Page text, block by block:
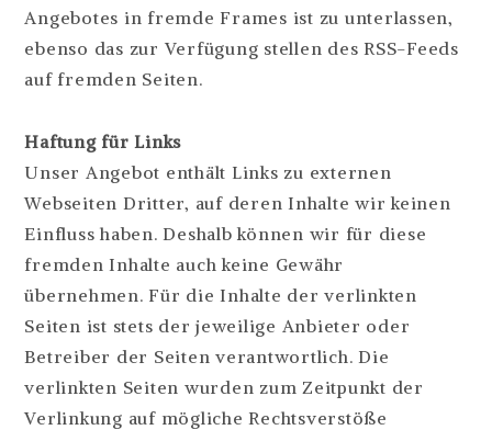
Angebotes in fremde Frames ist zu unterlassen,
ebenso das zur Verfügung stellen des RSS-Feeds
auf fremden Seiten.
Haftung für Links
Unser Angebot enthält Links zu externen
Webseiten Dritter, auf deren Inhalte wir keinen
Einfluss haben. Deshalb können wir für diese
fremden Inhalte auch keine Gewähr
übernehmen. Für die Inhalte der verlinkten
Seiten ist stets der jeweilige Anbieter oder
Betreiber der Seiten verantwortlich. Die
verlinkten Seiten wurden zum Zeitpunkt der
Verlinkung auf mögliche Rechtsverstöße